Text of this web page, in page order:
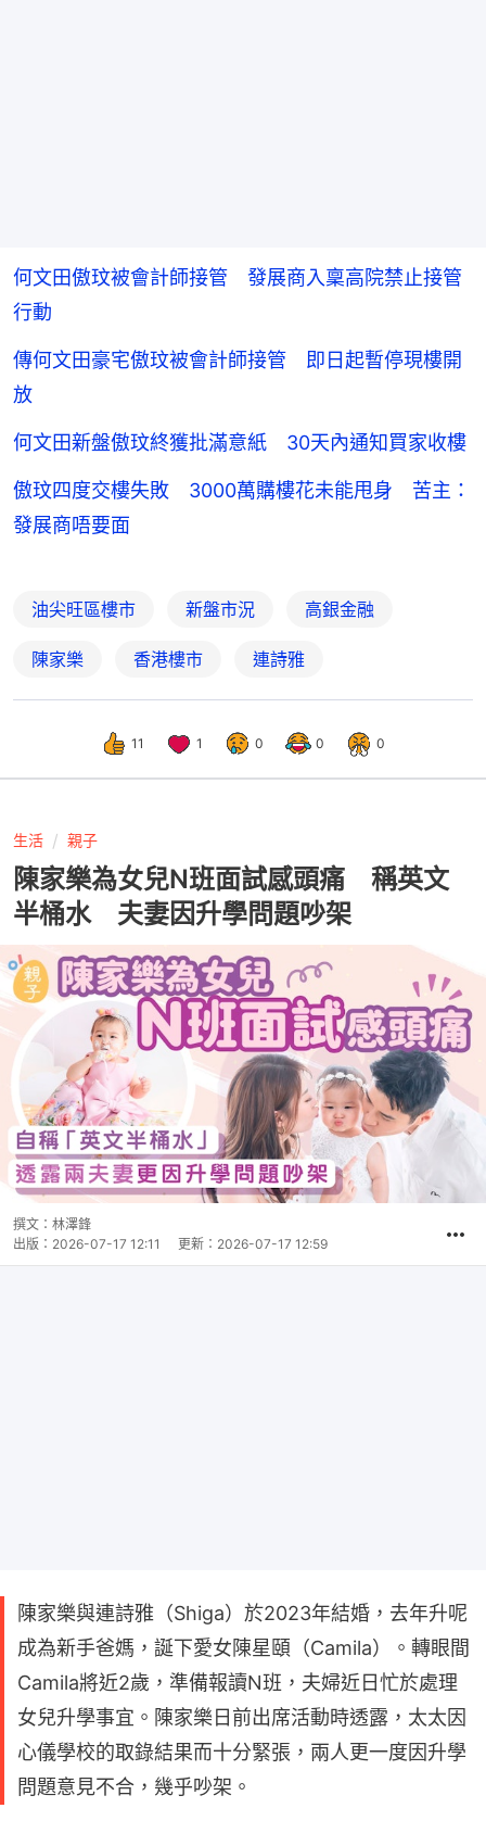
何文田傲玟被會計師接管 發展商入稟高院禁止接管
行動
傳何文田豪宅傲玟被會計師接管 即日起暫停現樓開
放
何文田新盤傲玟終獲批滿意紙 30天內通知買家收樓
傲玟四度交樓失敗 3000萬購樓花未能甩身 苦主：
發展商唔要面
油尖旺區樓市 新盤市況 高銀金融
陳家樂 香港樓市 連詩雅
11 1 0 0 0
生活 親子
陳家樂為女兒N班面試感頭痛 稱英文
半桶水 夫妻因升學問題吵架
撰文： 林澤鋒
出版： 2026-07-17 12:11 更新： 2026-07-17 12:59
陳家樂與連詩雅（Shiga）於2023年結婚，去年升呢
成為新手爸媽，誕下愛女陳星頤（Camila）。轉眼間
Camila將近2歲，準備報讀N班，夫婦近日忙於處理
女兒升學事宜。陳家樂日前出席活動時透露，太太因
心儀學校的取錄結果而十分緊張，兩人更一度因升學
問題意見不合，幾乎吵架。